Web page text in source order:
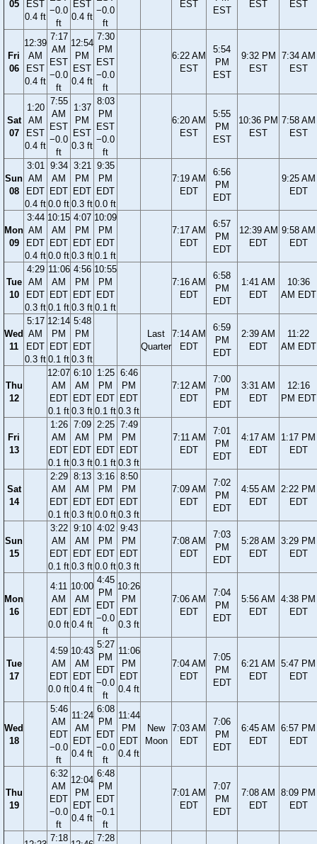
05
EST
0.4 ft
−0.0
ft
EST
0.4 ft
−0.0
ft
EST
EST
EST
EST
Fri
06
12:39
AM
EST
0.4 ft
7:17
AM
EST
−0.0
ft
12:54
PM
EST
0.4 ft
7:30
PM
EST
−0.0
ft
6:22 AM
EST
5:54
PM
EST
9:32 PM
EST
7:34 AM
EST
Sat
07
1:20
AM
EST
0.4 ft
7:55
AM
EST
−0.0
ft
1:37
PM
EST
0.3 ft
8:03
PM
EST
−0.0
ft
6:20 AM
EST
5:55
PM
EST
10:36 PM
EST
7:58 AM
EST
Sun
08
3:01
AM
EDT
0.4 ft
9:34
AM
EDT
0.0 ft
3:21
PM
EDT
0.3 ft
9:35
PM
EDT
0.0 ft
7:19 AM
EDT
6:56
PM
EDT
9:25 AM
EDT
Mon
09
3:44
AM
EDT
0.4 ft
10:15
AM
EDT
0.0 ft
4:07
PM
EDT
0.3 ft
10:09
PM
EDT
0.1 ft
7:17 AM
EDT
6:57
PM
EDT
12:39 AM
EDT
9:58 AM
EDT
Tue
10
4:29
AM
EDT
0.3 ft
11:06
AM
EDT
0.1 ft
4:56
PM
EDT
0.3 ft
10:55
PM
EDT
0.1 ft
7:16 AM
EDT
6:58
PM
EDT
1:41 AM
EDT
10:36
AM EDT
Wed
11
5:17
AM
EDT
0.3 ft
12:14
PM
EDT
0.1 ft
5:48
PM
EDT
0.3 ft
Last
Quarter
7:14 AM
EDT
6:59
PM
EDT
2:39 AM
EDT
11:22
AM EDT
Thu
12
12:07
AM
EDT
0.1 ft
6:10
AM
EDT
0.3 ft
1:25
PM
EDT
0.1 ft
6:46
PM
EDT
0.3 ft
7:12 AM
EDT
7:00
PM
EDT
3:31 AM
EDT
12:16
PM EDT
Fri
13
1:26
AM
EDT
0.1 ft
7:09
AM
EDT
0.3 ft
2:25
PM
EDT
0.1 ft
7:49
PM
EDT
0.3 ft
7:11 AM
EDT
7:01
PM
EDT
4:17 AM
EDT
1:17 PM
EDT
Sat
14
2:29
AM
EDT
0.1 ft
8:13
AM
EDT
0.3 ft
3:16
PM
EDT
0.0 ft
8:50
PM
EDT
0.3 ft
7:09 AM
EDT
7:02
PM
EDT
4:55 AM
EDT
2:22 PM
EDT
Sun
15
3:22
AM
EDT
0.1 ft
9:10
AM
EDT
0.3 ft
4:02
PM
EDT
0.0 ft
9:43
PM
EDT
0.3 ft
7:08 AM
EDT
7:03
PM
EDT
5:28 AM
EDT
3:29 PM
EDT
Mon
16
4:11
AM
EDT
0.0 ft
10:00
AM
EDT
0.4 ft
4:45
PM
EDT
−0.0
ft
10:26
PM
EDT
0.3 ft
7:06 AM
EDT
7:04
PM
EDT
5:56 AM
EDT
4:38 PM
EDT
Tue
17
4:59
AM
EDT
0.0 ft
10:43
AM
EDT
0.4 ft
5:27
PM
EDT
−0.0
ft
11:06
PM
EDT
0.4 ft
7:04 AM
EDT
7:05
PM
EDT
6:21 AM
EDT
5:47 PM
EDT
Wed
18
5:46
AM
EDT
−0.0
ft
11:24
AM
EDT
0.4 ft
6:08
PM
EDT
−0.0
ft
11:44
PM
EDT
0.4 ft
New
Moon
7:03 AM
EDT
7:06
PM
EDT
6:45 AM
EDT
6:57 PM
EDT
Thu
19
6:32
AM
EDT
−0.0
ft
12:04
PM
EDT
0.4 ft
6:48
PM
EDT
−0.1
ft
7:01 AM
EDT
7:07
PM
EDT
7:08 AM
EDT
8:09 PM
EDT
7:18 7:28